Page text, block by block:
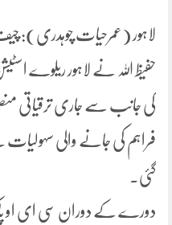
لاہور (عمرحیات چوہدری): چیف
حفیظ اللہ نے لاہور ریلوے
کی جانب سے جاری ترقیاتی
فراہم کی جانے والی
گئی۔
دورے کے دوران سی ای او